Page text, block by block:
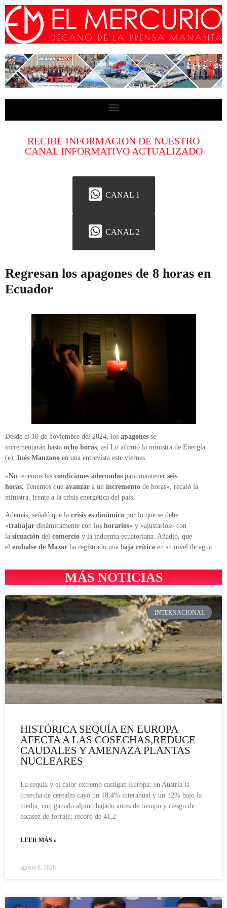
RECIBE INFORMACION DE NUESTRO
CANAL INFORMATIVO ACTUALIZADO
CANAL 1
CANAL 2
Regresan los apagones de 8 horas en
Ecuador
Desde el 10 de noviembre del 2024, los apagones se
incrementarán hasta ocho horas, así Lo afirmó la ministra de Energía
(e), Inés Manzano en una entrevista este viernes.
«No tenemos las condiciones adecuadas para mantener seis
horas. Tenemos que avanzar a un incremento de horas», recaló la
ministra, frente a la crisis energética del país.
Además, señaló que la crisis es dinámica por lo que se debe
«trabajar dinámicamente con los horarios» y «ajustarlos» con
la situación del comercio y la industria ecuatoriana. Añadió, que
el embalse de Mazar ha registrado una baja crítica en su nivel de agua.
MÁS NOTICIAS
INTERNACIONAL
HISTÓRICA SEQUÍA EN EUROPA
AFECTA A LAS COSECHAS,REDUCE
CAUDALES Y AMENAZA PLANTAS
NUCLEARES
La sequía y el calor extremo castigan Europa: en Austria la
cosecha de cereales cayó un 18,4% interanual y un 12% bajo la
media, con ganado alpino bajado antes de tiempo y riesgo de
escasez de forraje; récord de 41,2
LEER MÁS »
agosto 6, 2026